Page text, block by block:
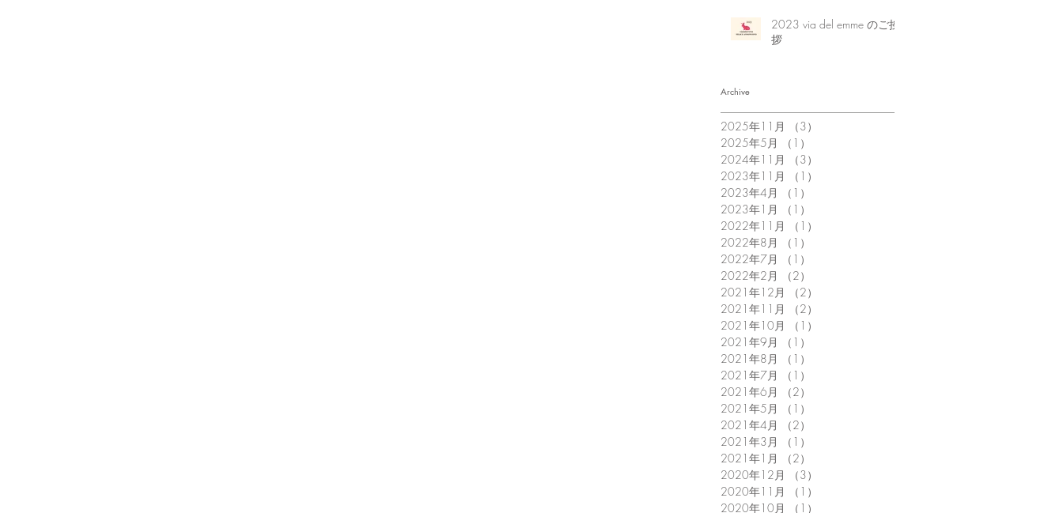
2023 via del emme のご挨
拶
Archive
2025年11月 （3）
2025年5月
（1）
2024年11月
（3）
2023年11月
（1）
2023年4月
（1）
2023年1月
（1）
2022年11月
（1）
2022年8月
（1）
2022年7月
（1）
2022年2月
（2）
2021年12月
（2）
2021年11月
（2）
2021年10月
（1）
2021年9月
（1）
2021年8月
（1）
2021年7月
（1）
2021年6月
（2）
2021年5月
（1）
2021年4月
（2）
2021年3月
（1）
2021年1月
（2）
2020年12月
（3）
2020年11月
（1）
2020年10月
（1）